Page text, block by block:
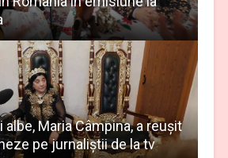
albe, Maria Câmpina, a reușit
pe jurnaliștii de la tv